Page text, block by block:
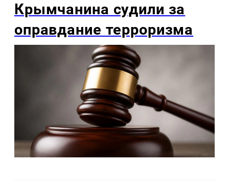
Крымчанина судили за
оправдание терроризма